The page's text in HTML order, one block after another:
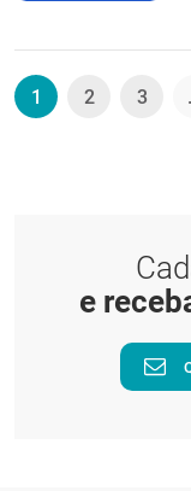
1 2 3
e